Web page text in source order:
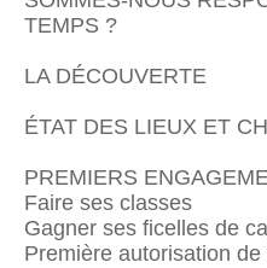
TEMPS ?
LA DÉCOUVERTE
ÉTAT DES LIEUX ET
PREMIERS
Faire ses classes
Gagner ses ficelles de
Première autorisation de